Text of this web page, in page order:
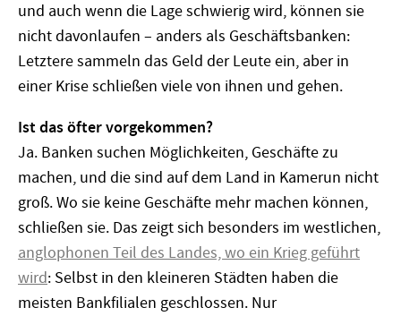
und auch wenn die Lage schwierig wird, können sie
nicht davonlaufen – anders als Geschäftsbanken:
Letztere sammeln das Geld der Leute ein, aber in
einer Krise schließen viele von ihnen und gehen.
Ist das öfter vorgekommen?
Ja. Banken suchen Möglichkeiten, Geschäfte zu
machen, und die sind auf dem Land in Kamerun nicht
groß. Wo sie keine Geschäfte mehr machen können,
schließen sie. Das zeigt sich besonders im westlichen,
anglophonen Teil des Landes, wo ein Krieg geführt
wird: Selbst in den kleineren Städten haben die
meisten Bankfilialen geschlossen. Nur